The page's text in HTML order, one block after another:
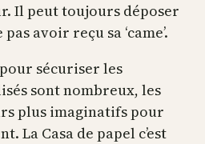
Il peut toujours déposer
avoir reçu sa ‘came’.
sécuriser les
sont nombreux, les
plus imaginatifs pour
La Casa de papel c’est